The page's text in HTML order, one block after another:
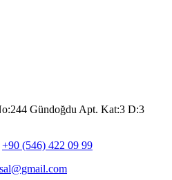
Gündoğdu Apt. Kat:3 D:3
+90 (546) 422 09 99